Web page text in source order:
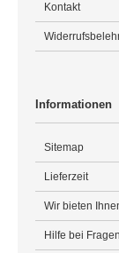
Kontakt
Informationen
Sitemap
Lieferzeit
Wir bieten
Hilfe bei Fragen